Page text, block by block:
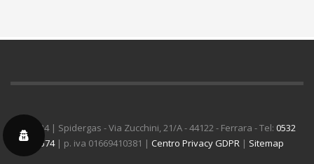
© 2024 | Spidergas - Via Zucchini, 21/A - 44122 - Ferrara - Tel: 0532
53574| p. iva 01669410381 | Centro Privacy GDPR | Sitemap